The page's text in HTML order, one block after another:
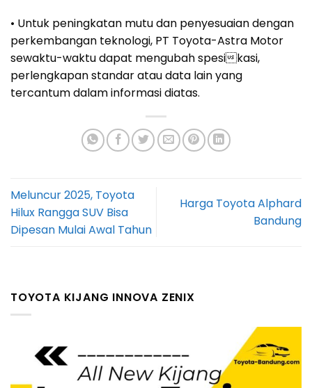
• Untuk peningkatan mutu dan penyesuaian dengan
perkembangan teknologi, PT Toyota-Astra Motor
sewaktu-waktu dapat mengubah spesikasi,
perlengkapan standar atau data lain yang
tercantum dalam informasi diatas.
Meluncur 2025, Toyota
Hilux Rangga SUV Bisa
Dipesan Mulai Awal Tahun
Harga Toyota Alphard
Bandung
TOYOTA KIJANG INNOVA ZENIX